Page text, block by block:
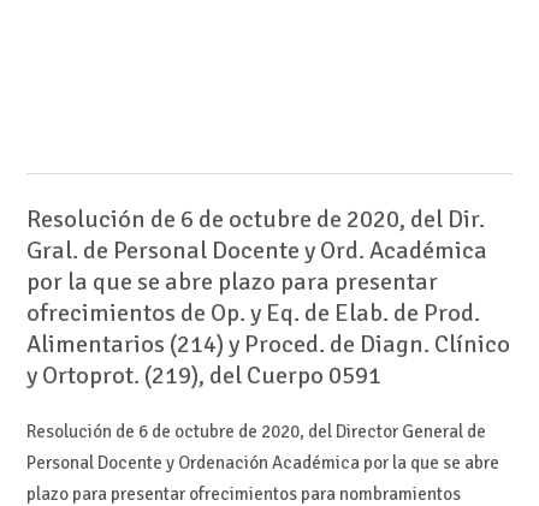
Resolución de 6 de octubre de 2020, del Dir.
Gral. de Personal Docente y Ord. Académica
por la que se abre plazo para presentar
ofrecimientos de Op. y Eq. de Elab. de Prod.
Alimentarios (214) y Proced. de Diagn. Clínico
y Ortoprot. (219), del Cuerpo 0591
Resolución de 6 de octubre de 2020, del Director General de
Personal Docente y Ordenación Académica por la que se abre
plazo para presentar ofrecimientos para nombramientos